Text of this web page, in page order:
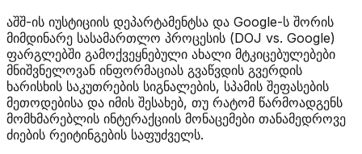
აშშ-ის იუსტიციის დეპარტამენტსა და Google-ს შორის
მიმდინარე სასამართლო პროცესის (DOJ vs. Google)
ფარგლებში გამოქვეყნებული ახალი მტკიცებულებები
მნიშვნელოვან ინფორმაციას გვაწვდის გვერდის
ხარისხის საკუთრების სიგნალების, სპამის შეფასების
მეთოდებისა და იმის შესახებ, თუ რატომ წარმოადგენს
მომხმარებლის ინტერაქციის მონაცემები თანამედროვე
ძიების რეიტინგების საფუძველს.